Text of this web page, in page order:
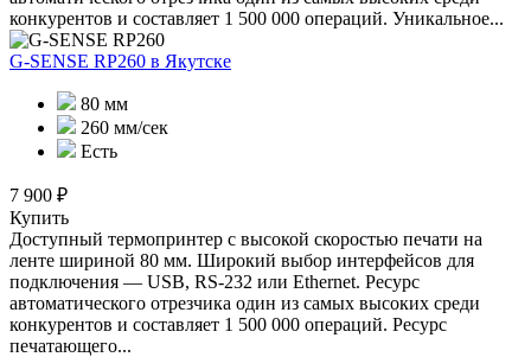
конкурентов и составляет 1 500 000 операций. Уникальное...
G-SENSE RP260 в Якутске
80 мм
260 мм/сек
Есть
7 900 ₽
Купить
Доступный термопринтер с высокой скоростью печати на
ленте шириной 80 мм. Широкий выбор интерфейсов для
подключения — USB, RS-232 или Ethernet. Ресурс
автоматического отрезчика один из самых высоких среди
конкурентов и составляет 1 500 000 операций. Ресурс
печатающего...